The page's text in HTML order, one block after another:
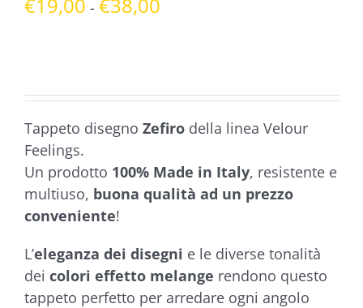
-
€38,00
Tappeto disegno Zefiro della linea Velour
Feelings.
Un prodotto 100% Made in Italy, resistente e
multiuso, buona qualità ad un prezzo
conveniente!
L’eleganza dei disegni e le diverse tonalità
dei colori effetto melange rendono questo
tappeto perfetto per arredare ogni angolo